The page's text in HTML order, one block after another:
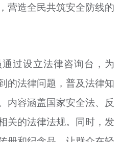
+
营造全民共筑安全防线的
过设立法律咨询台，为
的法律问题，普及法律知
内容涵盖国家安全法、反
关的法律法规。同时，发